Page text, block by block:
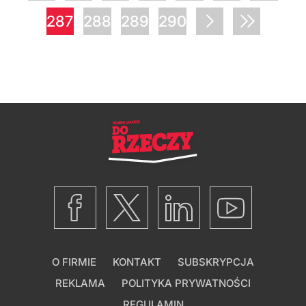
287
288 289 290
O FIRMIE KONTAKT
SUBSKRYPCJA
REKLAMA
POLITYKA PRYWATNOŚCI